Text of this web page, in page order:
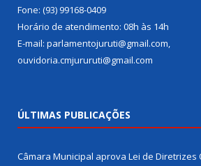
Fone: (93) 99168-0409
Horário de atendimento: 08h às 14h
E-mail: parlamentojuruti@gmail.com,
ouvidoria.cmjururuti@gmail.com
ÚLTIMAS PUBLICAÇÕES
Câmara Municipal aprova Lei de